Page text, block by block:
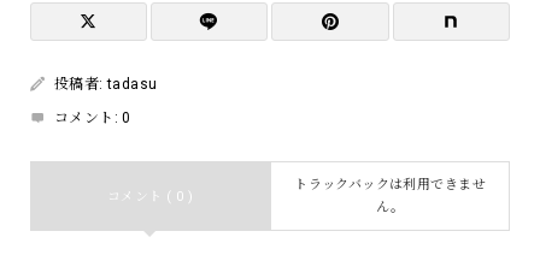
投稿者:tadasu
コメント:0
コメント ( 0 )
トラックバックは利用できませ
ん。